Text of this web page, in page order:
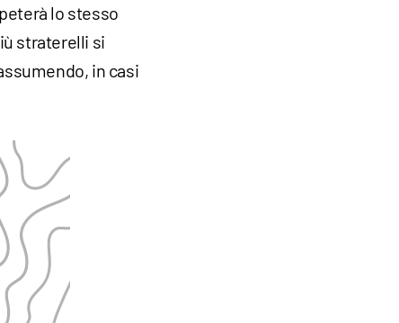
lo stesso
straterelli si
in casi